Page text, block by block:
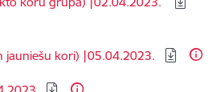
jauniešu kori) |05.04.2023.